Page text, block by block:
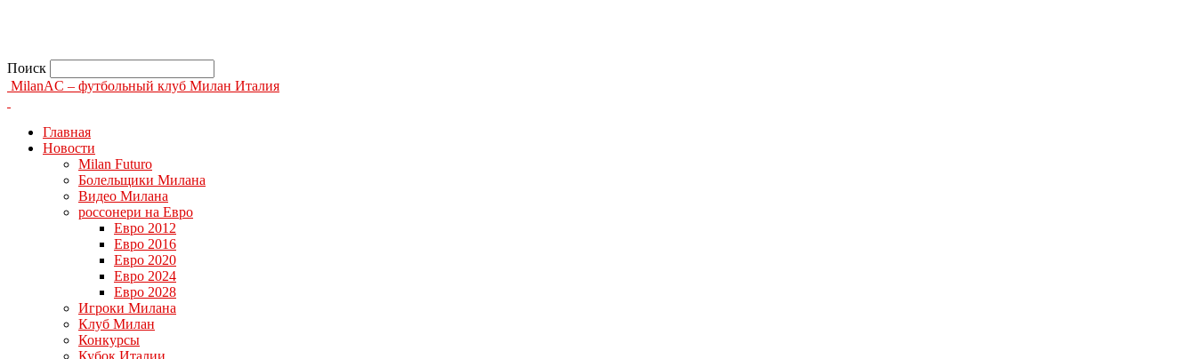
Поиск
MilanAC – футбольный клуб Милан Италия
Главная
Новости
Milan Futuro
Болельщики Милана
Видео Милана
россонери на Евро
Евро 2012
Евро 2016
Евро 2020
Евро 2024
Евро 2028
Игроки Милана
Клуб Милан
Конкурсы
Кубок Италии